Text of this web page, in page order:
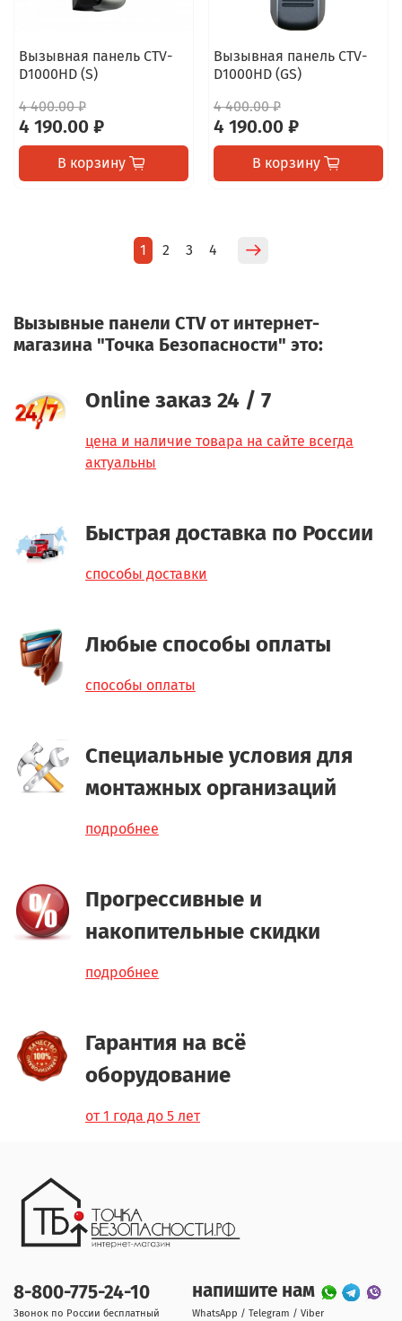
Вызывная панель CTV-
D1000HD (S)
4 400.00 ₽
4 190.00 ₽
В корзину
Вызывная панель CTV-
D1000HD (GS)
4 400.00 ₽
4 190.00 ₽
В корзину
1 2 3 4
Вызывные панели CTV от интернет-
магазина "Точка Безопасности" это:
Online заказ 24 / 7
цена и наличие товара на сайте всегда
актуальны
Быстрая доставка по России
способы доставки
Любые способы оплаты
способы оплаты
Специальные условия для
монтажных организаций
подробнее
Прогрессивные и
накопительные скидки
подробнее
Гарантия на всё
оборудование
от 1 года до 5 лет
8-800-775-24-10
Звонок по России бесплатный
напишите нам
WhatsApp / Telegram / Viber